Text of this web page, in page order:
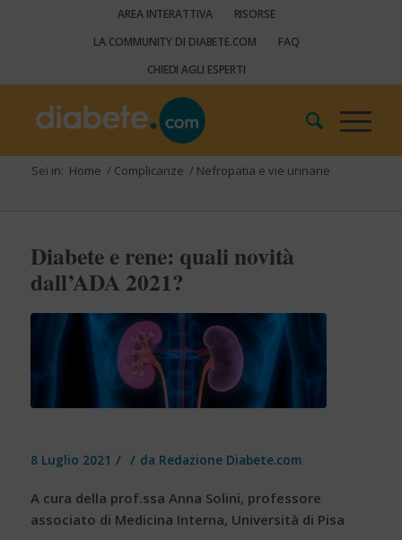
AREA INTERATTIVA
RISORSE
LA COMMUNITY DI DIABETE.COM
FAQ
CHIEDI AGLI ESPERTI
Sei in: Home / Complicanze / Nefropatia e vie urinarie
Diabete e rene: quali novità
dall’ADA 2021?
8 Luglio 2021 / / da Redazione Diabete.com
A cura della prof.ssa Anna Solini, professore
associato di Medicina Interna, Università di Pisa